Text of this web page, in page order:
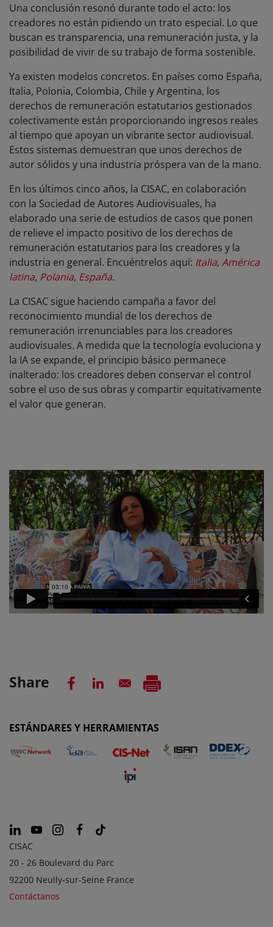
Una conclusión resonó durante todo el acto: los
creadores no están pidiendo un trato especial. Lo que
buscan es transparencia, una remuneración justa, y la
posibilidad de vivir de su trabajo de forma sostenible.
Ya existen modelos concretos. En países como España,
Italia, Polonia, Colombia, Chile y Argentina, los
derechos de remuneración estatutarios gestionados
colectivamente están proporcionando ingresos reales
al tiempo que apoyan un vibrante sector audiovisual.
Estos sistemas demuestran que unos derechos de
autor sólidos y una industria próspera van de la mano.
En los últimos cinco años, la CISAC, en colaboración
con la Sociedad de Autores Audiovisuales, ha
elaborado una serie de estudios de casos que ponen
de relieve el impacto positivo de los derechos de
remuneración estatutarios para los creadores y la
industria en general. Encuéntrelos aquí: Italia, América
latina, Polania, España.
La CISAC sigue haciendo campaña a favor del
reconocimiento mundial de los derechos de
remuneración irrenunciables para los creadores
audiovisuales. A medida que la tecnología evoluciona y
la IA se expande, el principio básico permanece
inalterado: los creadores deben conservar el control
sobre el uso de sus obras y compartir equitativamente
el valor que generan.
Share
ESTÁNDARES Y HERRAMIENTAS
CISAC
20 - 26 Boulevard du Parc
92200 Neully-sur-Seine France
Contáctanos